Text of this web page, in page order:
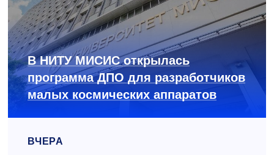
В НИТУ МИСИС открылась
программа ДПО для разработчиков
малых космических аппаратов
ВЧЕРА